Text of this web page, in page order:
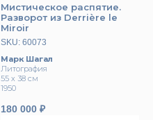
Мистическое распятие.
Разворот из Derrière le
Miroir
SKU: 60073
Марк Шагал
Литография
55 х 38 см
1950
180 000 ₽